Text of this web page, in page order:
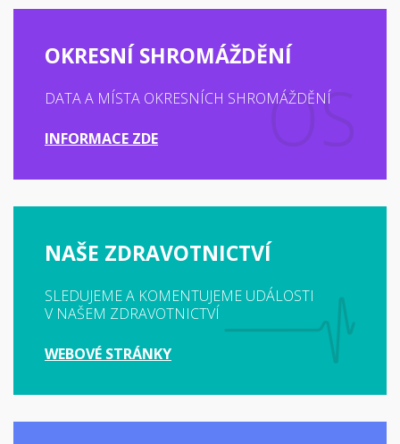
OKRESNÍ SHROMÁŽDĚNÍ
DATA A MÍSTA OKRESNÍCH SHROMÁŽDĚNÍ
INFORMACE ZDE
NAŠE ZDRAVOTNICTVÍ
SLEDUJEME A KOMENTUJEME UDÁLOSTI
V NAŠEM ZDRAVOTNICTVÍ
WEBOVÉ STRÁNKY